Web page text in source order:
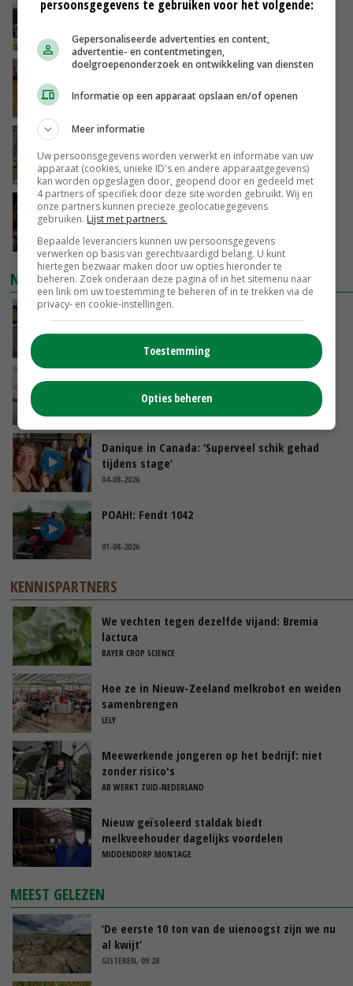
Gemiddelde Europese melkprijs daalt licht in
GISTEREN, 17:04
Frans onderzoekcentrum bestrijkt hele
varkensvleesketen
GISTEREN, 15:29
maximaal 20 euro
GISTEREN, 14:59
Spontane boerenacties in Twente en
Apeldoorn zetten de trend
GISTEREN, 14:48
NIEUWSTE VIDEO'S
Droogte veroorzaakt steeds meer problemen:
GISTEREN, 14:06
Koeien van enige drijvende boerderij ter
wereld zijn te koop
Danique in Canada: ‘Superveel schik gehad
tijdens stage’
04-08-2026
POAH!: Fendt 1042
01-08-2026
KENNISPARTNERS
We vechten tegen dezelfde vijand: Bremia
lactuca
BAYER CROP SCIENCE
Hoe ze in Nieuw-Zeeland melkrobot en weiden
samenbrengen
LELY
Meewerkende jongeren op het bedrijf: niet
zonder risico's
AB WERKT ZUID-NEDERLAND
Nieuw geïsoleerd staldak biedt
melkveehouder dagelijks voordelen
MIDDENDORP MONTAGE
MEEST GELEZEN
‘De eerste 10 ton van de uienoogst zijn we nu
al kwijt’
GISTEREN, 09:28
persoonsgegevens te gebruiken voor het volgende:
Gepersonaliseerde advertenties en content,
advertentie- en contentmetingen,
doelgroepenonderzoek en ontwikkeling van diensten
Informatie op een apparaat opslaan en/of openen
Meer informatie
Uw persoonsgegevens worden verwerkt en informatie van uw
apparaat (cookies, unieke ID's en andere apparaatgegevens)
kan worden opgeslagen door, geopend door en gedeeld met
4 partners of specifiek door deze site worden gebruikt. Wij en
onze partners kunnen precieze geolocatiegegevens
gebruiken. Lijst met partners.
Bepaalde leveranciers kunnen uw persoonsgegevens
verwerken op basis van gerechtvaardigd belang. U kunt
hiertegen bezwaar maken door uw opties hieronder te
beheren. Zoek onderaan deze pagina of in het sitemenu naar
een link om uw toestemming te beheren of in te trekken via de
privacy- en cookie-instellingen.
Toestemming
Opties beheren